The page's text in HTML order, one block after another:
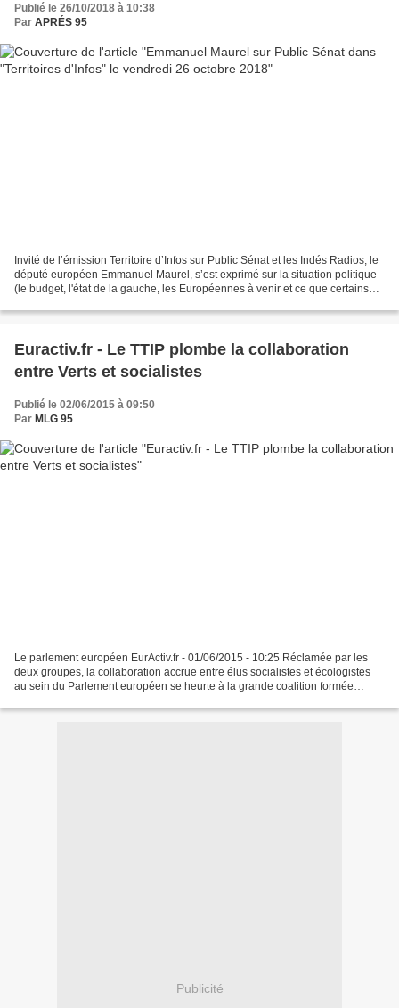
Publié le 26/10/2018 à 10:38
Par APRÉS 95
Invité de l’émission Territoire d’Infos sur Public Sénat et les Indés Radios, le
député européen Emmanuel Maurel, s’est exprimé sur la situation politique
(le budget, l'état de la gauche, les Européennes à venir et ce que certains
Euractiv.fr - Le TTIP plombe la collaboration
entre Verts et socialistes
Publié le 02/06/2015 à 09:50
Par MLG 95
Le parlement européen EurActiv.fr - 01/06/2015 - 10:25 Réclamée par les
deux groupes, la collaboration accrue entre élus socialistes et écologistes
au sein du Parlement européen se heurte à la grande coalition formée
Publicité